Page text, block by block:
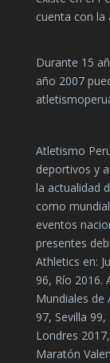
cuenta con la
Durante 15
año 2007
Atletismo
deportivos y
la actualidad
como
eventos
presentes
Athletics en:
96, Río 2016.
Mundiales
97, Sevilla
Londres
Maratón